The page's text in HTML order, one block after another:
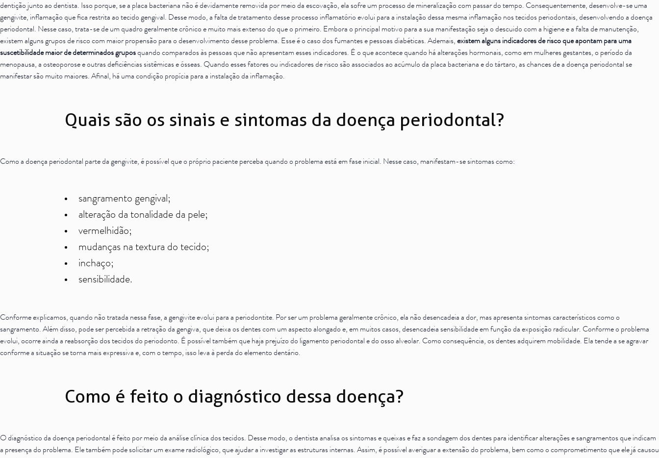
dentição junto ao dentista. Isso porque, se a placa bacteriana não é devidamente removida por meio da escovação, ela sofre um processo de mineralização com passar do tempo. Consequentemente, desenvolve-se uma
gengivite, inflamação que fica restrita ao tecido gengival. Desse modo, a falta de tratamento desse processo inflamatório evolui para a instalação dessa mesma inflamação nos tecidos periodontais, desenvolvendo a doença
periodontal. Nesse caso, trata-se de um quadro geralmente crônico e muito mais extenso do que o primeiro. Embora o principal motivo para a sua manifestação seja o descuido com a higiene e a falta de manutenção,
existem alguns grupos de risco com maior propensão para o desenvolvimento desse problema. Esse é o caso dos fumantes e pessoas diabéticas. Ademais, existem alguns indicadores de risco que apontam para uma
suscetibilidade maior de determinados gruposquando comparados às pessoas que não apresentam esses indicadores. É o que acontece quando há alterações hormonais, como em mulheres gestantes, o período da
menopausa, a osteoporose e outras deficiências sistêmicas e ósseas. Quando esses fatores ou indicadores de risco são associados ao acúmulo da placa bacteriana e do tártaro, as chances de a doença periodontal se
manifestar são muito maiores. Afinal, há uma condição propícia para a instalação da inflamação.
Quais são os sinais e sintomas da doença periodontal?
Como a doença periodontal parte da gengivite, é possível que o próprio paciente perceba quando o problema está em fase inicial. Nesse caso, manifestam-se sintomas como:
sangramento gengival;
alteração da tonalidade da pele;
vermelhidão;
mudanças na textura do tecido;
inchaço;
sensibilidade.
Conforme explicamos, quando não tratada nessa fase, a gengivite evolui para a periodontite. Por ser um problema geralmente crônico, ela não desencadeia a dor, mas apresenta sintomas característicos como o
sangramento. Além disso, pode ser percebida a retração da gengiva, que deixa os dentes com um aspecto alongado e, em muitos casos, desencadeia sensibilidade em função da exposição radicular. Conforme o problema
evolui, ocorre ainda a reabsorção dos tecidos do periodonto. É possível também que haja prejuízo do ligamento periodontal e do osso alveolar. Como consequência, os dentes adquirem mobilidade. Ela tende a se agravar
conforme a situação se torna mais expressiva e, com o tempo, isso leva à perda do elemento dentário.
Como é feito o diagnóstico dessa doença?
O diagnóstico da doença periodontal é feito por meio da análise clínica dos tecidos. Desse modo, o dentista analisa os sintomas e queixas e faz a sondagem dos dentes para identificar alterações e sangramentos que indicam
a presença do problema. Ele também pode solicitar um exame radiológico, que ajudar a investigar as estruturas internas. Assim, é possível averiguar a extensão do problema, bem como o comprometimento que ele já causou